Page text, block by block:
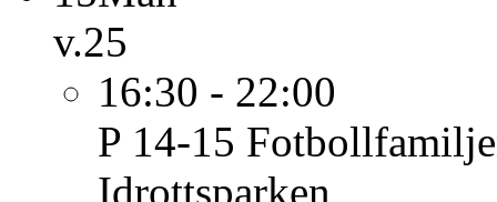
v.25
16:30 - 22:00
P 14-15
Idrottsparken